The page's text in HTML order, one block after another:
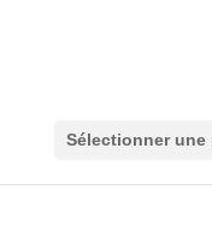
Sélectionner une